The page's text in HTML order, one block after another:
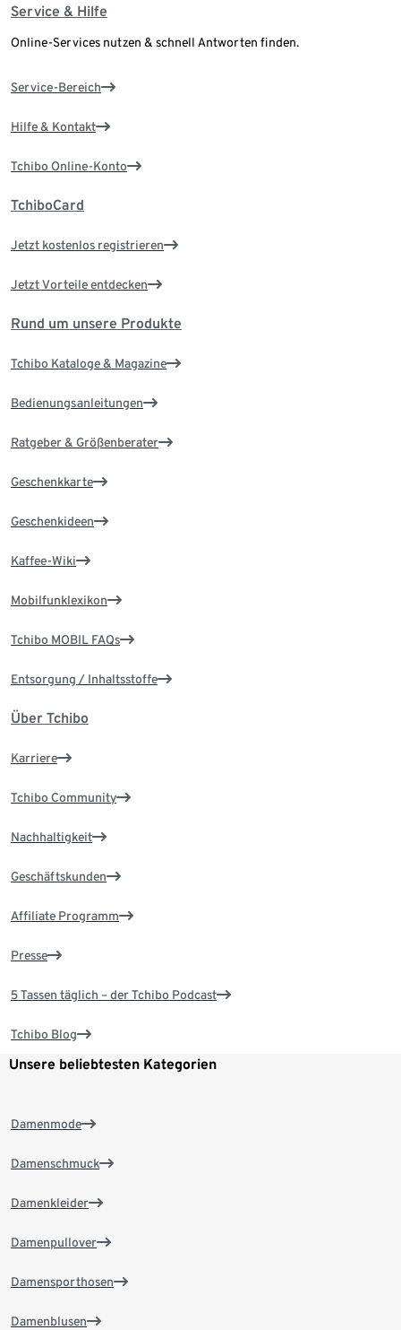
Service & Hilfe
Online-Services nutzen & schnell Antworten finden.
Service-Bereich
Hilfe & Kontakt
Tchibo Online-Konto
TchiboCard
Jetzt kostenlos registrieren
Jetzt Vorteile entdecken
Rund um unsere Produkte
Tchibo Kataloge & Magazine
Bedienungsanleitungen
Ratgeber & Größenberater
Geschenkkarte
Geschenkideen
Kaffee-Wiki
Mobilfunklexikon
Tchibo MOBIL FAQs
Entsorgung / Inhaltsstoffe
Über Tchibo
Karriere
Tchibo Community
Nachhaltigkeit
Geschäftskunden
Affiliate Programm
Presse
5 Tassen täglich – der Tchibo Podcast
Tchibo Blog
Unsere beliebtesten Kategorien
Damenmode
Damenschmuck
Damenkleider
Damenpullover
Damensporthosen
Damenblusen